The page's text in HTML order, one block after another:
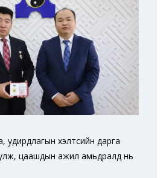
удирдлагын хэлтсийн дарга
цаашдын ажил амьдралд нь